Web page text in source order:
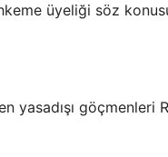
üyeliği söz
yasadışı göçmenleri